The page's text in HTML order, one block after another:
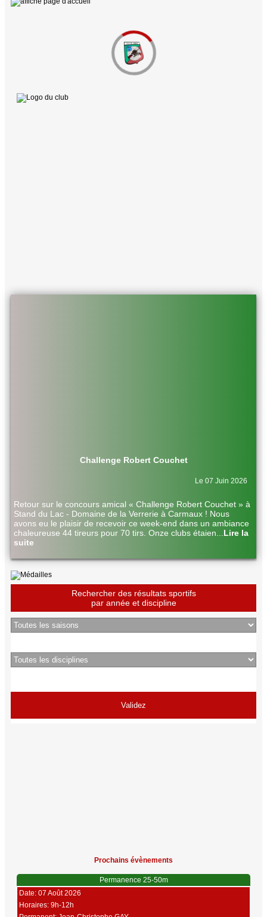
Challenge Robert Couchet
Le 07 Juin 2026
Retour sur le concours amical « Challenge Robert Couchet » à
Stand du Lac - Domaine de la Verrerie à Carmaux ! Nous
avons eu le plaisir de recevoir ce week-end dans un ambiance
chaleureuse 44 tireurs pour 70 tirs. Onze clubs étaien
Lire la
suite
Rechercher des résultats sportifs
par année et discipline
Prochains évènements
Permanence 25-50m
Date: 07 Août 2026
Horaires: 9h-12h